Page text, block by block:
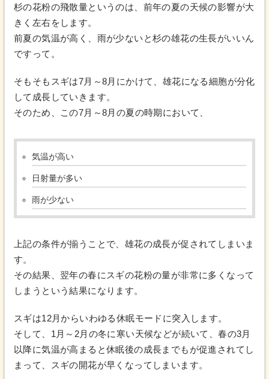
杉の花粉の飛散量というのは、前年の夏の天候の影響が大
きく左右をします。
前夏の気温が高く、雨が少ないと杉の雄花の生長がいいん
ですって。
そもそもスギは7月～8月にかけて、雄花になる細胞が分化
して成長していきます。
そのため、この7月～8月の夏の時期において、
気温が高い
日射量が多い
雨が少ない
上記の条件が揃うことで、雄花の成長が促されてしまいま
す。
その結果、翌年の春にスギの花粉の量が非常に多くなって
しまうという結果になります。
スギは12月からいわゆる休眠モードに突入します。
そして、1月～2月の冬に寒い天候などが続いて、春の3月
以降に気温が高まると休眠後の成長までもが促進されてし
まって、スギの開花が早くなってしまいます。